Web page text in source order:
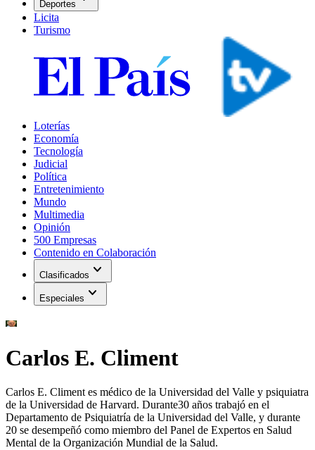
Deportes
Licita
Turismo
Loterías
Economía
Tecnología
Judicial
Política
Entretenimiento
Mundo
Multimedia
Opinión
500 Empresas
Contenido en Colaboración
Clasificados expand_more
Especiales expand_more
Carlos E. Climent
Carlos E. Climent es médico de la Universidad del Valle y psiquiatra
de la Universidad de Harvard. Durante30 años trabajó en el
Departamento de Psiquiatría de la Universidad del Valle, y durante
20 se desempeñó como miembro del Panel de Expertos en Salud
Mental de la Organización Mundial de la Salud.